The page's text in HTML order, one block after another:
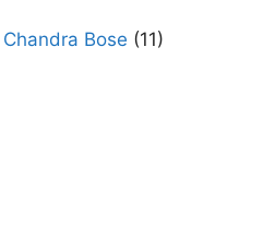
Chandra Bose (11)